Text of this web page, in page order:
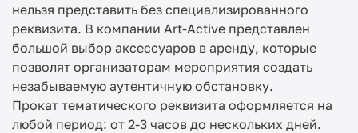
нельзя представить без специализированного
реквизита. В компании Art-Active представлен
большой выбор аксессуаров в аренду, которые
позволят организаторам мероприятия создать
незабываемую аутентичную обстановку.
Прокат тематического реквизита оформляется на
любой период: от 2-3 часов до нескольких дней.